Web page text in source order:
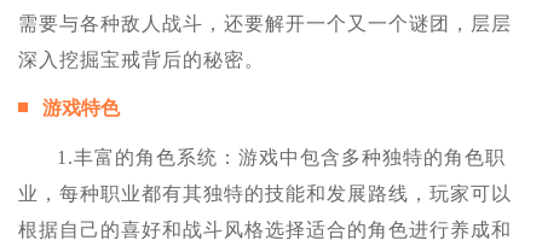
需要与各种敌人战斗，还要解开一个又一个谜团，层层
深入挖掘宝戒背后的秘密。
游戏特色
1.丰富的角色系统：游戏中包含多种独特的角色职
业，每种职业都有其独特的技能和发展路线，玩家可以
根据自己的喜好和战斗风格选择适合的角色进行养成和